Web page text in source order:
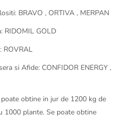
BRAVO , ORTIVA , MERPAN
GOLD
Afide: CONFIDOR ENERGY ,
obtine in jur de 1200 kg de
1000 plante. Se poate obtine